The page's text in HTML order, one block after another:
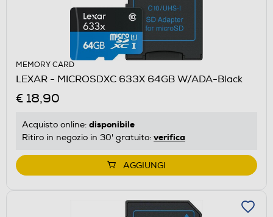
MEMORY CARD
LEXAR - MICROSDXC 633X 64GB W/ADA-Black
€ 18,90
Acquisto online: disponibile
Ritiro in negozio in 30' gratuito: verifica
AGGIUNGI